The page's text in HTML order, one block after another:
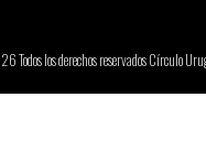
Todos los derechos reservados Círculo